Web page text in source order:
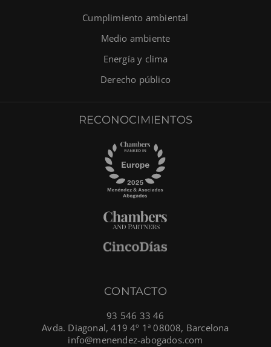
Cumplimiento ambiental
Medio ambiente
Energía y clima
Derecho público
RECONOCIMIENTOS
CONTACTO
93 546 33 46
Avda. Diagonal, 419 4º 1ª 08008, Barcelona
info@menendez-abogados.com